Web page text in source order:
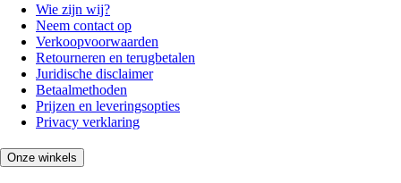
Wie zijn wij?
Neem contact op
Verkoopvoorwaarden
Retourneren en terugbetalen
Juridische disclaimer
Betaalmethoden
Prijzen en leveringsopties
Privacy verklaring
Onze winkels